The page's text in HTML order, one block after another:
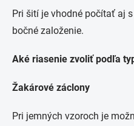
Pri šití je vhodné počítať aj
bočné založenie.
Aké riasenie zvoliť podľa
Žakárové záclony
Pri jemných vzoroch je